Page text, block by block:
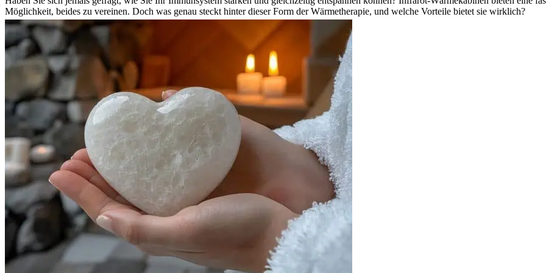
Möglichkeit, beides zu vereinen. Doch was genau steckt hinter dieser Form der Wärmetherapie, und welche Vorteile bietet sie wirklich?